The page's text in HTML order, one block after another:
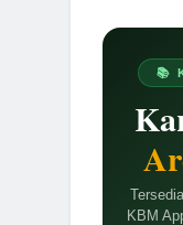
📚
KBM